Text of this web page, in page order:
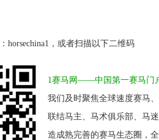
horsechina1，或者扫描以下二维码
1赛马网——中国第一赛马门
我们及时聚焦全球速度赛马
联结马主、马术俱乐部、马
造成熟完善的赛马生态圈，